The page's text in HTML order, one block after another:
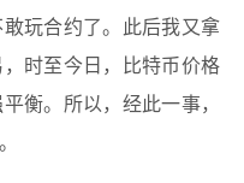
玩合约了。此后我又拿
时至今日，比特币价格
衡。所以，经此一事，